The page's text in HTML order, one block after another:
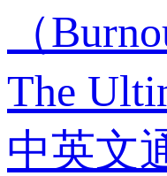
（
The
中英文